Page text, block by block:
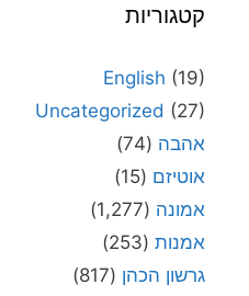
קטגוריות
English (19)
Uncategorized (27)
אהבה (74)
אוטיזם (15)
אמונה (1,277)
אמנות (253)
גרשון הכהן (817)